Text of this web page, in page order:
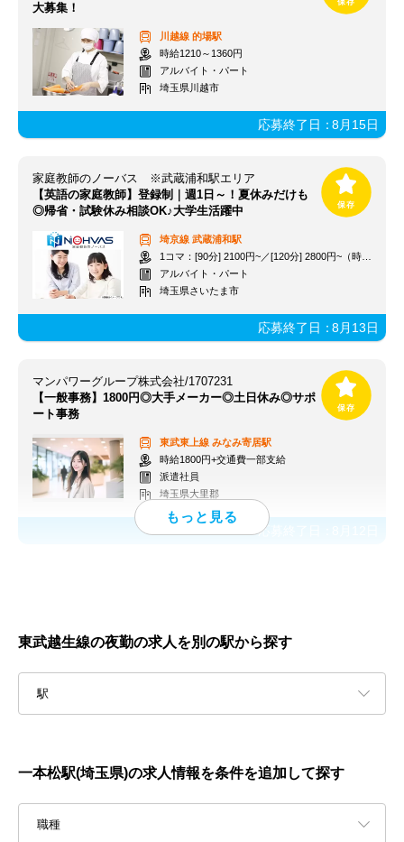
大募集！
川越線 的場駅
時給1210～1360円
アルバイト・パート
埼玉県川越市
応募終了日：8月15日
家庭教師のノーバス ※武蔵浦和駅エリア
【英語の家庭教師】登録制｜週1日～！夏休みだけも
◎帰省・試験休み相談OK♪大学生活躍中
埼京線 武蔵浦和駅
1コマ：[90分] 2100円~／[120分] 2800円~（時給1400円~）+交通費
アルバイト・パート
埼玉県さいたま市
応募終了日：8月13日
マンパワーグループ株式会社/1707231
【一般事務】1800円◎大手メーカー◎土日休み◎サポ
ート事務
東武東上線 みなみ寄居駅
時給1800円+交通費一部支給
派遣社員
埼玉県大里郡
応募終了日：
東武越生線の夜勤の求人を別の駅から探す
駅
一本松駅(埼玉県)の求人情報を条件を追加して探す
職種